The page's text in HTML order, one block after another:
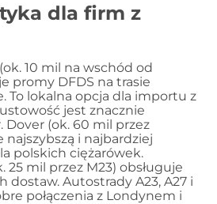
dla firm z
10 mil na wschód od
promy DFDS na trasie
To lokalna opcja dla importu z
jest znacznie
Dover (ok. 60 mil przez
najszybszą i najbardziej
polskich ciężarówek.
25 mil przez M23) obsługuje
dostaw. Autostrady A23, A27 i
połączenia z Londynem i